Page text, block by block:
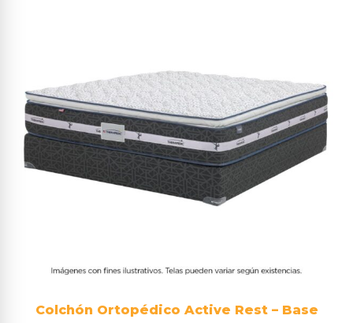
Colchón Ortopédico Active Rest – Base